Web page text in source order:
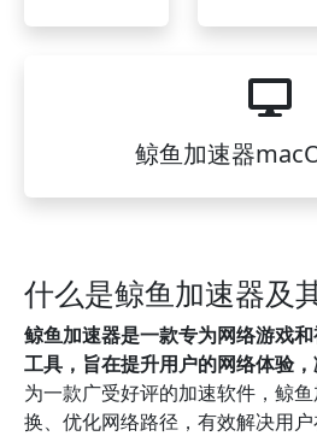
鲸鱼加速器
什么是鲸鱼加速器及
鲸鱼加速器是一款专为网络游戏
工具，旨在提升用户的网络体验
为一款广受好评的加速软件，鲸
换、优化网络路径，有效解决用